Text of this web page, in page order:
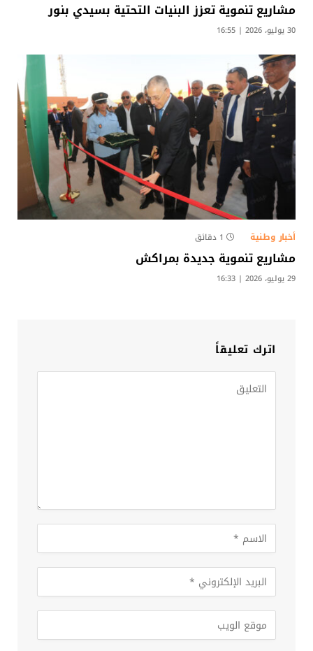
مشاريع تنموية تعزز البنيات التحتية بسيدي بنور
30 يوليو، 2026 | 16:55
أخبار وطنية 1 دقائق
مشاريع تنموية جديدة بمراكش
29 يوليو، 2026 | 16:33
اترك تعليقاً